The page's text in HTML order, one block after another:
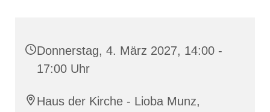
Donnerstag, 4. März 2027, 14:00 -
17:00 Uhr
Haus der Kirche - Lioba Munz,